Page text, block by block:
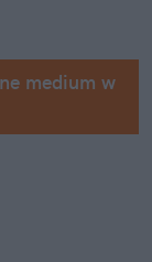
medium w